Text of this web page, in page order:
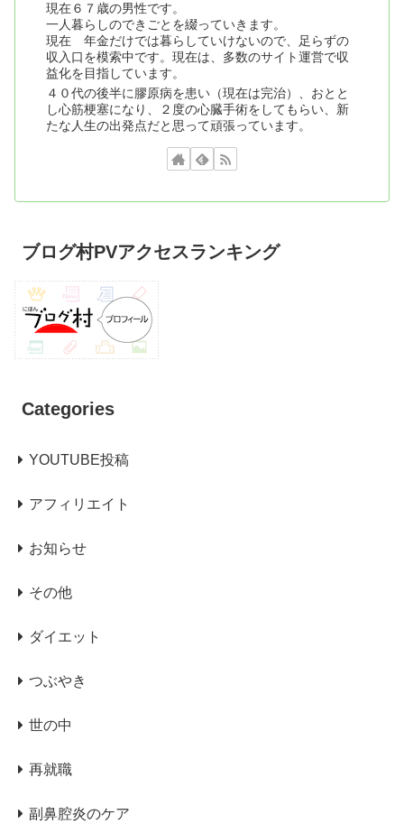
現在６７歳の男性です。
一人暮らしのできごとを綴っていきます。
現在 年金だけでは暮らしていけないので、足らずの
収入口を模索中です。現在は、多数のサイト運営で収
益化を目指しています。
４０代の後半に膠原病を患い（現在は完治）、おとと
し心筋梗塞になり、２度の心臓手術をしてもらい、新
たな人生の出発点だと思って頑張っています。
ブログ村PVアクセスランキング
Categories
YOUTUBE投稿
アフィリエイト
お知らせ
その他
ダイエット
つぶやき
世の中
再就職
副鼻腔炎のケア